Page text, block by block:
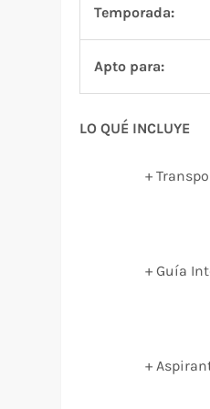
Temporada:
Apto para:
LO QUÉ INCLUYE
+
+ Guía
+